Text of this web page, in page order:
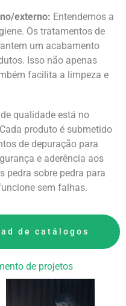
externo: Entendemos a
Os tratamentos de
um acabamento
Isso não apenas
facilita a limpeza e
qualidade está no
produto é submetido
de depuração para
e aderência aos
pedra sobre pedra para
sem falhas.
de catálogos
de projetos